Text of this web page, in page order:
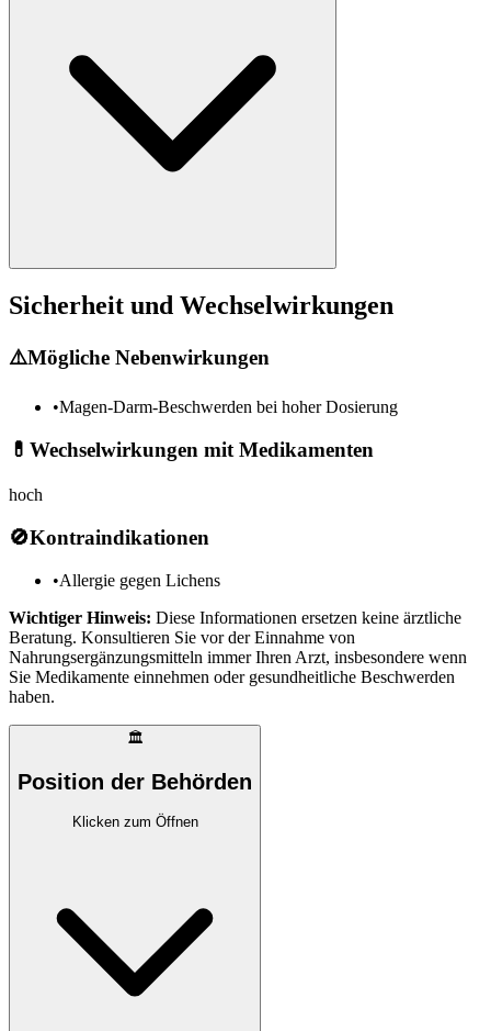
Sicherheit und Wechselwirkungen
⚠️Mögliche Nebenwirkungen
•Magen-Darm-Beschwerden bei hoher Dosierung
💊 Wechselwirkungen mit Medikamenten
hoch
🚫Kontraindikationen
•Allergie gegen Lichens
Wichtiger Hinweis: Diese Informationen ersetzen keine ärztliche
Beratung. Konsultieren Sie vor der Einnahme von
Nahrungsergänzungsmitteln immer Ihren Arzt, insbesondere wenn
Sie Medikamente einnehmen oder gesundheitliche Beschwerden
haben.
🏛️
Position der Behörden
Klicken zum Öffnen